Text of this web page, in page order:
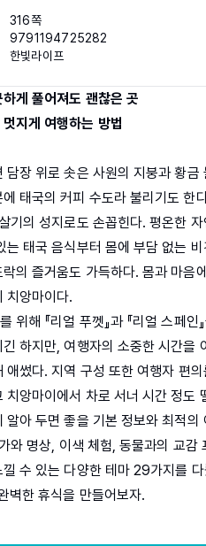
316쪽
9791194725282
한빛라이프
게 풀어져도 괜찮은 곳
지게 여행하는 방법
담장 위로 솟은 사원의 지붕과 황
태국의 커피 수도라 불리기도 한
기의 성지로도 손꼽힌다. 평온한
는 태국 음식부터 몸에 부담 없는
의 즐거움도 가득하다. 몸과 마음
치앙마이다.
를 위해 『리얼 푸껫』과 『리얼 스
하지만, 여행자의 소중한 시간을
애썼다. 지역 구성 또한 여행자 편
치앙마이에서 차로 서너 시간 정도
알아 두면 좋을 기본 정보와 최적
와 명상, 이색 체험, 동물과의 교감
수 있는 다양한 테마 29가지를
벽한 휴식을 만들어보자.